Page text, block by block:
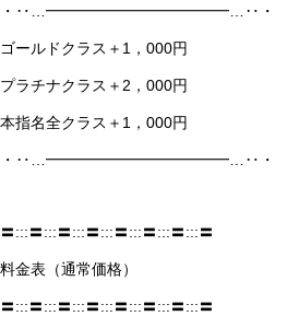
・‥…━━━━━━━━━━━━…‥・
ゴールドクラス＋1，000円
プラチナクラス＋2，000円
本指名全クラス＋1，000円
・‥…━━━━━━━━━━━━…‥・
〓:::〓:::〓:::〓:::〓:::〓:::〓:::〓
料金表（通常価格）
〓:::〓:::〓:::〓:::〓:::〓:::〓:::〓